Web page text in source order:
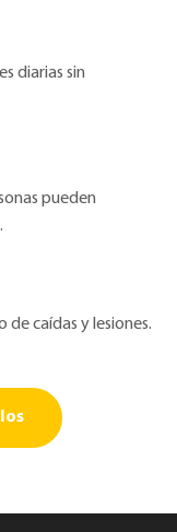
diarias sin
pueden
de caídas y lesiones.